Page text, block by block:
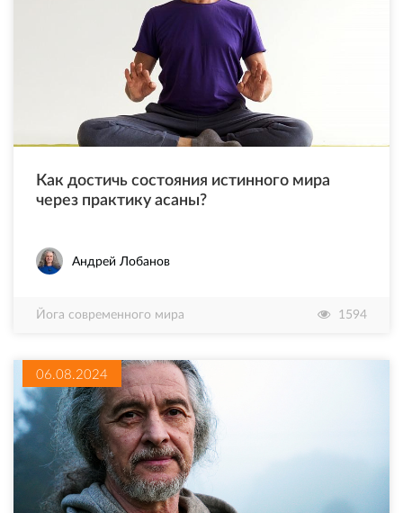
Как достичь состояния истинного мира
через практику асаны?
Андрей Лобанов
Йога современного мира 1594
06.08.2024